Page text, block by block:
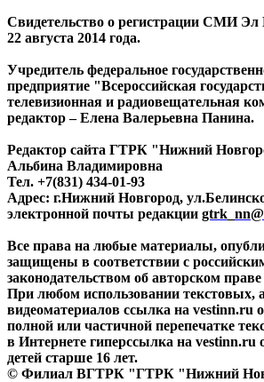
Свидетельство о регистрации СМИ
22 августа 2014 года.
Учредитель федеральное
предприятие "Всероссийская
телевизионная и радиовещательная
редактор – Елена Валерьевна Панина.
Редактор сайта ГТРК "Нижний
Альбина Владимировна
Тел. +7(831) 434-01-93
Адрес: г.Нижний Новгород,
электронной почты редакции
Все права на любые материалы,
защищены в соответствии с
законодательством об авторском
При любом использовании текстовых,
видеоматериалов ссылка на vestinn.ru
полной или частичной перепечатке
в Интернете гиперссылка на vestinn.ru
детей старше 16 лет.
© Филиал ВГТРК "ГТРК "Нижний